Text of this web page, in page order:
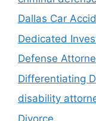
Dallas Car
Dedicated
Defense
Differentiating
disability
Divorce